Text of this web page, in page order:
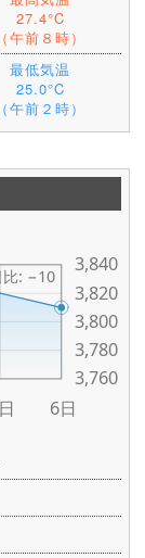
27.4°C
（午前８時）
最低気温
25.0°C
（午前２時）